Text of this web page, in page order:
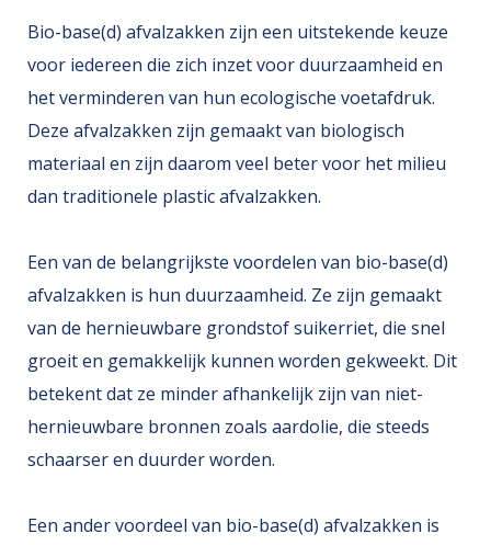
Onze zakken
Over ons
Merken
Nieuws
Bio-base(d) afvalzakken zijn een uitstekende keuze
voor iedereen die zich inzet voor duurzaamheid en
het verminderen van hun ecologische voetafdruk.
Deze afvalzakken zijn gemaakt van biologisch
materiaal en zijn daarom veel beter voor het milieu
dan traditionele plastic afvalzakken.
Een van de belangrijkste voordelen van bio-base(d)
afvalzakken is hun duurzaamheid. Ze zijn gemaakt
van de hernieuwbare grondstof suikerriet, die snel
groeit en gemakkelijk kunnen worden gekweekt. Dit
betekent dat ze minder afhankelijk zijn van niet-
hernieuwbare bronnen zoals aardolie, die steeds
schaarser en duurder worden.
Een ander voordeel van bio-base(d) afvalzakken is